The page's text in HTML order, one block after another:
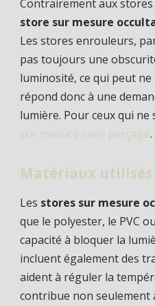
Contrairement aux
store sur mesure
Les stores enrouleurs,
pas toujours une
luminosité, ce qui peut
répond donc à une
lumière. Pour ceux qui
sur mesure sans perçage.
Matériaux utilisés
Les stores sur mesure
que le polyester, le PVC
capacité à bloquer la
incluent également des
aident à réguler la
contribue non seulement